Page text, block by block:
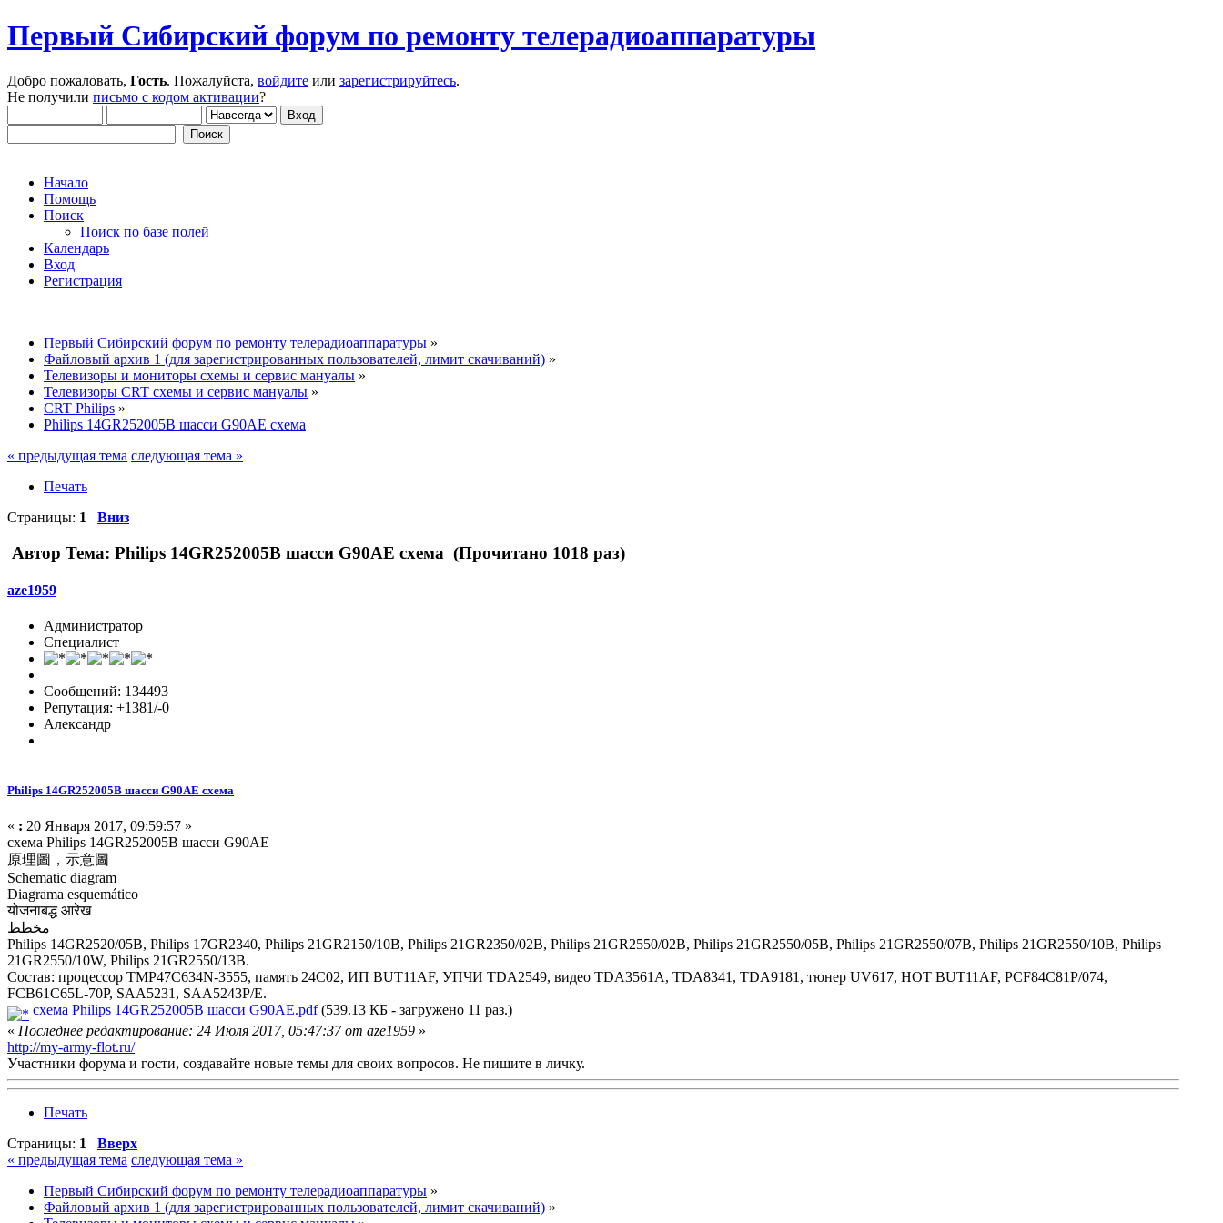
Первый Сибирский форум по ремонту телерадиоаппаратуры
Добро пожаловать, Гость. Пожалуйста, войдите или зарегистрируйтесь.
Не получили письмо с кодом активации?
Начало
Помощь
Поиск
Поиск по базе полей
Календарь
Вход
Регистрация
Первый Сибирский форум по ремонту телерадиоаппаратуры »
Файловый архив 1 (для зарегистрированных пользователей, лимит скачиваний) »
Телевизоры и мониторы схемы и сервис мануалы »
Телевизоры CRT схемы и сервис мануалы »
CRT Philips »
Philips 14GR252005B шасси G90AE схема
« предыдущая тема следующая тема »
Печать
Страницы: 1 Вниз
Автор Тема: Philips 14GR252005B шасси G90AE схема (Прочитано 1018 раз)
aze1959
Администратор
Специалист
Сообщений: 134493
Репутация: +1381/-0
Александр
Philips 14GR252005B шасси G90AE схема
« : 20 Января 2017, 09:59:57 »
схема Philips 14GR252005B шасси G90AE
原理圖，示意圖
Schematic diagram
Diagrama esquemático
योजनाबद्ध आरेख
مخطط
Philips 14GR2520/05B, Philips 17GR2340, Philips 21GR2150/10B, Philips 21GR2350/02B, Philips 21GR2550/02B, Philips 21GR2550/05B, Philips 21GR2550/07B, Philips 21GR2550/10B, Philips
21GR2550/10W, Philips 21GR2550/13B.
Состав: процессор TMP47C634N-3555, память 24C02, ИП BUT11AF, УПЧИ TDA2549, видео TDA3561A, TDA8341, TDA9181, тюнер UV617, HOT BUT11AF, PCF84C81P/074,
FCB61C65L-70P, SAA5231, SAA5243P/E.
схема Philips 14GR252005B шасси G90AE.pdf(539.13 КБ - загружено 11 раз.)
« Последнее редактирование: 24 Июля 2017, 05:47:37 от aze1959 »
http://my-army-flot.ru/
Участники форума и гости, создавайте новые темы для своих вопросов. Не пишите в личку.
Печать
Страницы: 1
Вверх
« предыдущая тема следующая тема »
Первый Сибирский форум по ремонту телерадиоаппаратуры »
Файловый архив 1 (для зарегистрированных пользователей, лимит скачиваний) »